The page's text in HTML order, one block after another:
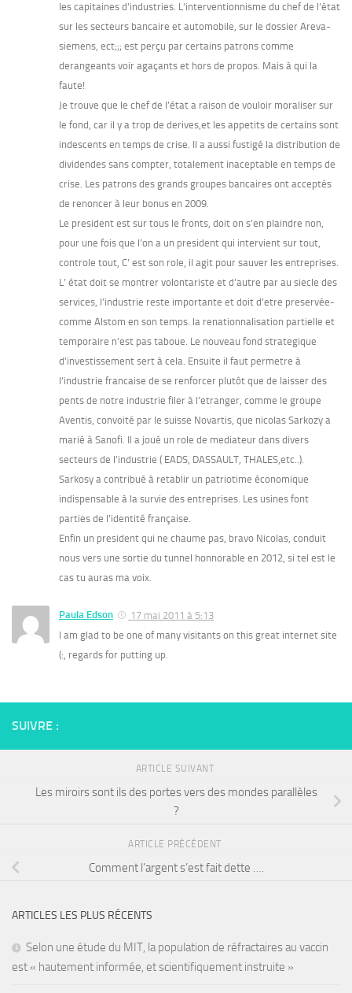
les capitaines d’industries. L’interventionnisme du chef de l’état
sur les secteurs bancaire et automobile, sur le dossier Areva-
siemens, ect;;; est perçu par certains patrons comme
derangeants voir agaçants et hors de propos. Mais à qui la
faute!
Je trouve que le chef de l’état a raison de vouloir moraliser sur
le fond, car il y a trop de derives,et les appetits de certains sont
indescents en temps de crise. Il a aussi fustigé la distribution de
dividendes sans compter, totalement inaceptable en temps de
crise. Les patrons des grands groupes bancaires ont acceptés
de renoncer à leur bonus en 2009.
Le president est sur tous le fronts, doit on s’en plaindre non,
pour une fois que l’on a un president qui intervient sur tout,
controle tout, C’ est son role, il agit pour sauver les entreprises.
L’ état doit se montrer volontariste et d’autre par au siecle des
services, l’industrie reste importante et doit d’etre preservée-
comme Alstom en son temps. la renationnalisation partielle et
temporaire n’est pas taboue. Le nouveau fond strategique
d’investissement sert à cela. Ensuite il faut permetre à
l’industrie francaise de se renforcer plutôt que de laisser des
pents de notre industrie filer à l’etranger, comme le groupe
Aventis, convoité par le suisse Novartis, que nicolas Sarkozy a
marié à Sanofi. Il a joué un role de mediateur dans divers
secteurs de l’industrie ( EADS, DASSAULT, THALES,etc..).
Sarkosy a contribué à retablir un patriotime économique
indispensable à la survie des entreprises. Les usines font
parties de l’identité française.
Enfin un president qui ne chaume pas, bravo Nicolas, conduit
nous vers une sortie du tunnel honnorable en 2012, si tel est le
cas tu auras ma voix.
Paula Edson
17 mai 2011 à 5:13
I am glad to be one of many visitants on this great internet site
(:, regards for putting up.
SUIVRE :
ARTICLE SUIVANT
Les miroirs sont ils des portes vers des mondes parallèles
?
ARTICLE PRÉCÉDENT
Comment l’argent s’est fait dette ….
ARTICLES LES PLUS RÉCENTS
Selon une étude du MIT, la population de réfractaires au vaccin
est « hautement informée, et scientifiquement instruite »